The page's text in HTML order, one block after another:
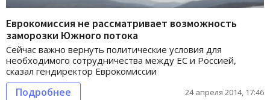
Еврокомиссия не рассматривает возможность
заморозки Южного потока
Сейчас важно вернуть политические условия для
необходимого сотрудничества между ЕС и Россией,
сказал гендиректор Еврокомиссии
Подробнее 24 апреля 2014, 17:46